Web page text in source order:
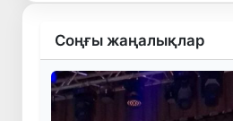
Соңғы жаңалықлар